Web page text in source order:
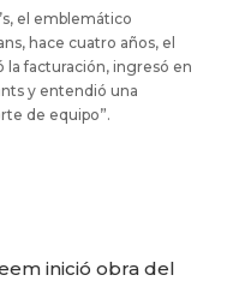
el emblemático
hace cuatro años, el
la facturación, ingresó en
y entendió una
de equipo”.
inició obra del